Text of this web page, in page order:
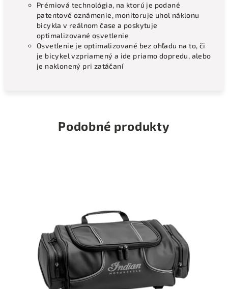
Prémiová technológia, na ktorú je podané
patentové oznámenie, monitoruje uhol náklonu
bicykla v reálnom čase a poskytuje
optimalizované osvetlenie
Osvetlenie je optimalizované bez ohľadu na to, či
je bicykel vzpriamený a ide priamo dopredu, alebo
je naklonený pri zatáčaní
Podobné produkty